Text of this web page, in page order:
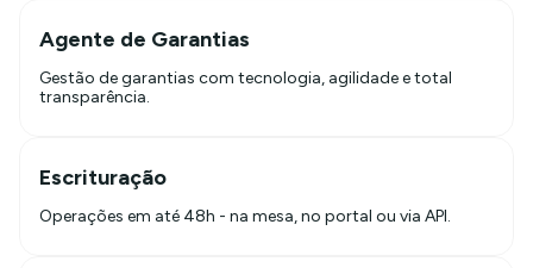
Agente de Garantias
Gestão de garantias com tecnologia, agilidade e total
transparência.
Escrituração
Operações em até 48h - na mesa, no portal ou via API.